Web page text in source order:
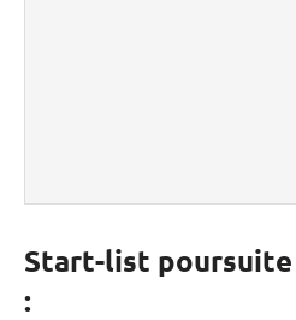
Start-list poursuite
: